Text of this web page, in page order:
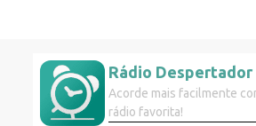
Rádio Despertador
Acorde mais facilmente
rádio favorita!